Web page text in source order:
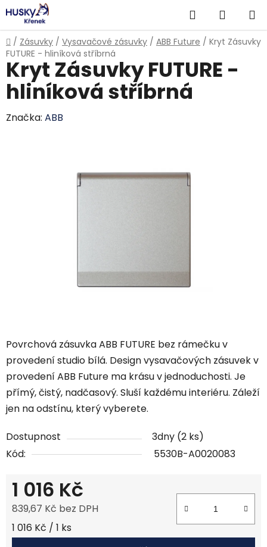
Přejít
na
obsah
Hledat
KOŠÍK
Domů
/ Zásuvky / Vysavačové zásuvky / ABB Future / Kryt Zásuvky
FUTURE - hliníková stříbrná
Povrchová zásuvka ABB FUTURE bez rámečku v
provedení studio bílá. Design vysavačových zásuvek v
provedení ABB Future ma krásu v jednoduchosti. Je
přímý, čistý, nadčasový. Sluší každému interiéru. Záleží
jen na odstínu, který vyberete.
Dostupnost 3dny (2 ks)
Kód:
5530B-A0020083
1 016 Kč
839,67 Kč bez DPH
Měrná cena:
1 016 Kč / 1 ks
Kryt Zásuvky FUTURE -
hliníková stříbrná
Značka: ABB